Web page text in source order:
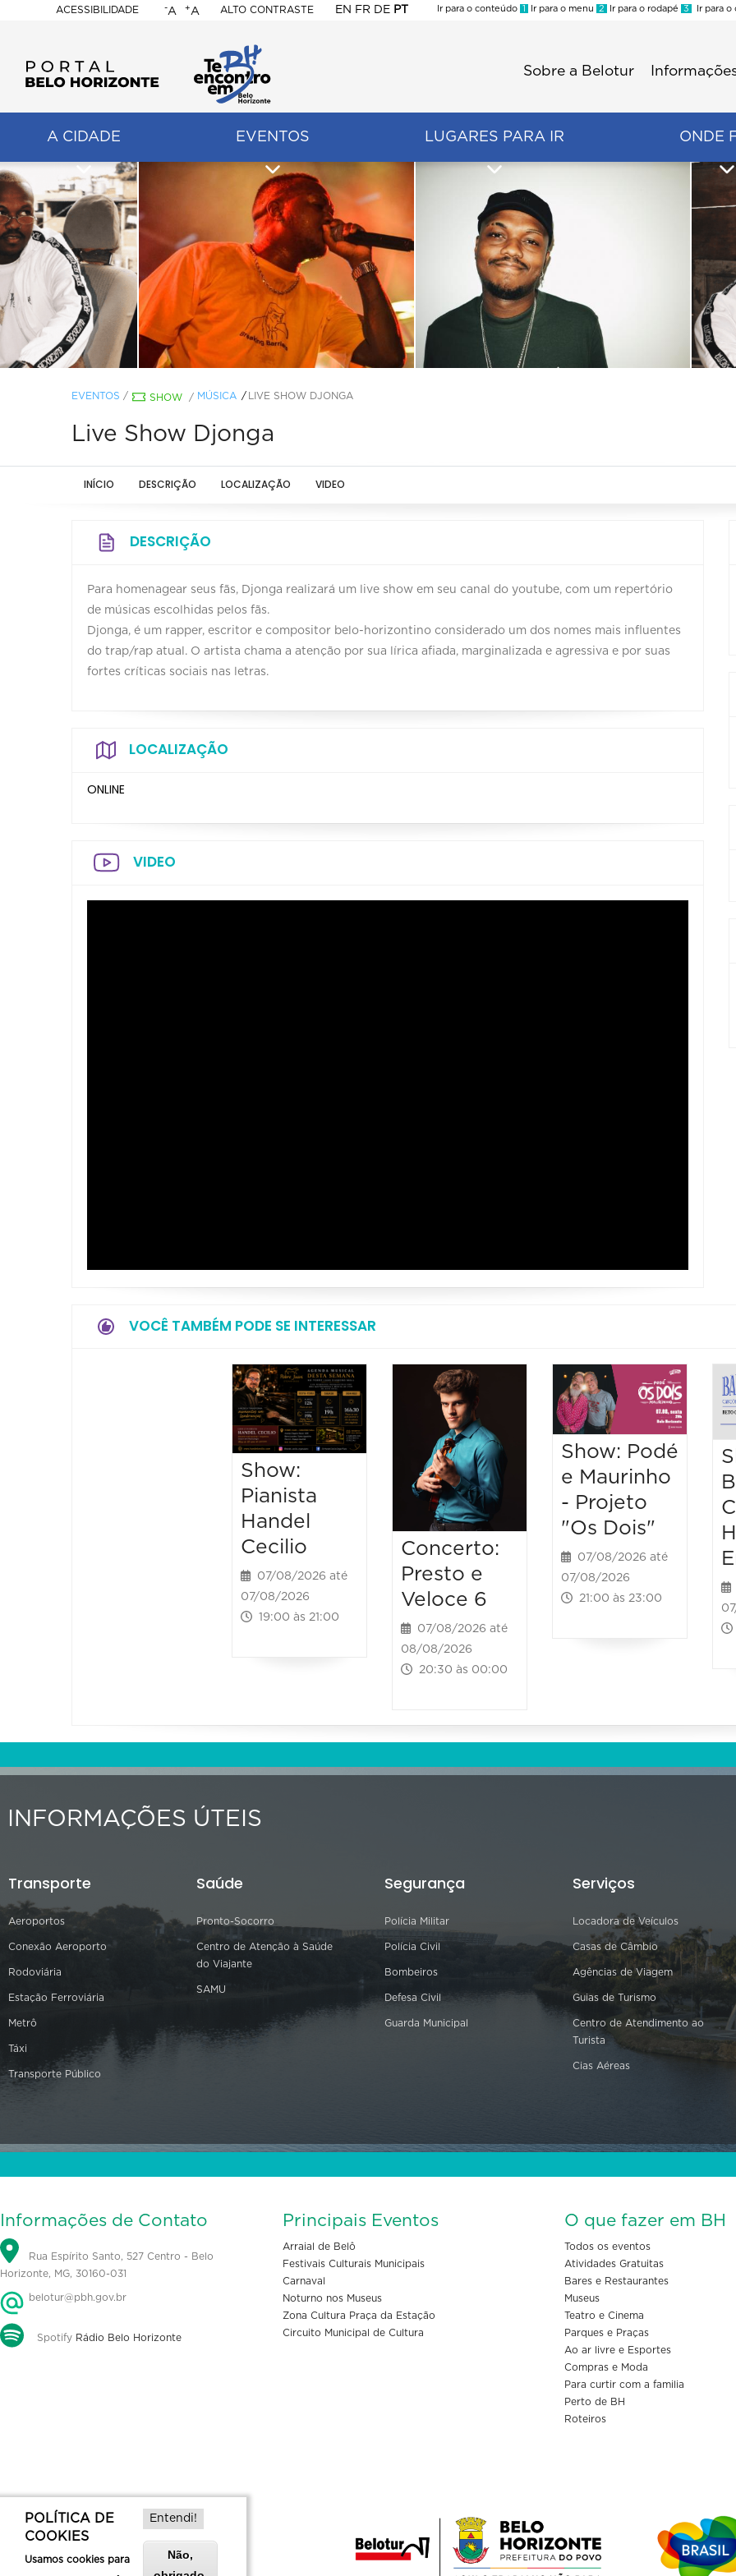
ACESSIBILIDADE
BELO
HORIZONTE
-A +A ALTO CONTRASTE EN FR DE PT
Ir para o conteúdo 1 Ir para o menu 2 Ir para o rodapé 3 Ir para o
Sobre a Belotur
A CIDADE EVENTOS LUGARES PARA IR ONDE
EVENTOS / SHOW / MÚSICA LIVE SHOW DJONGA
Live Show Djonga
INÍCIO DESCRIÇÃO LOCALIZAÇÃO VIDEO
DESCRIÇÃO
Para homenagear seus fãs, Djonga realizará um live show em seu canal do youtube, com um repertório
de músicas escolhidas pelos fãs.
Djonga, é um rapper, escritor e compositor belo-horizontino considerado um dos nomes mais influentes
do trap/rap atual. O artista chama a atenção por sua lírica afiada, marginalizada e agressiva e por suas
fortes críticas sociais nas letras.
LOCALIZAÇÃO
ONLINE
VIDEO
VOCÊ TAMBÉM PODE SE INTERESSAR
Show:
Pianista
Handel
Cecilio
07/08/2026 até
07/08/2026
19:00 às 21:00
Concerto:
Presto e
Veloce 6
07/08/2026 até
08/08/2026
20:30 às 00:00
Show: Podé
e Maurinho
- Projeto
"Os Dois"
07/08/2026 até
07/08/2026
21:00 às 23:00
INFORMAÇÕES ÚTEIS
Transporte
Aeroportos
Conexão Aeroporto
Rodoviária
Estação Ferroviária
Metrô
Táxi
Transporte Público
Saúde
Pronto-Socorro
Centro de Atenção à Saúde
do Viajante
SAMU
Segurança
Polícia Militar
Polícia Civil
Bombeiros
Defesa Civil
Guarda Municipal
Serviços
Locadora de Veículos
Casas de Câmbio
Agências de Viagem
Guias de Turismo
Centro de Atendimento ao
Turista
Cias Aéreas
Informações de Contato
Rua Espírito Santo, 527 Centro - Belo
Horizonte, MG, 30160-031
belotur@pbh.gov.br
Spotify Rádio Belo Horizonte
Principais Eventos
Arraial de Belô
Festivais Culturais Municipais
Carnaval
Noturno nos Museus
Zona Cultura Praça da Estação
Circuito Municipal de Cultura
O que fazer em BH
Todos os eventos
Atividades Gratuitas
Bares e Restaurantes
Museus
Teatro e Cinema
Parques e Praças
Ao ar livre e Esportes
Compras e Moda
Para curtir com a familia
Perto de BH
Roteiros
POLÍTICA DE
COOKIES
Usamos cookies para
Entendi!
Não,